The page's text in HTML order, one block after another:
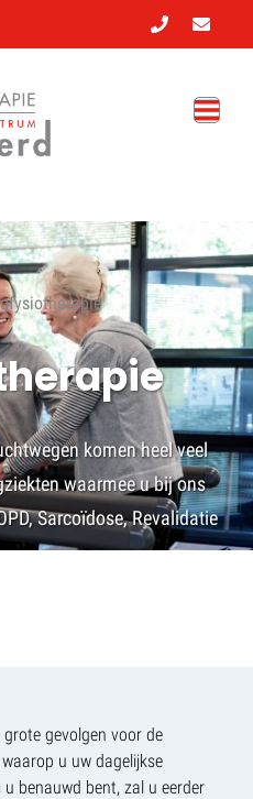
komen heel veel
waarmee u bij ons
Sarcoïdose, Revalidatie
gevolgen voor de
u uw dagelijkse
benauwd bent, zal u eerder